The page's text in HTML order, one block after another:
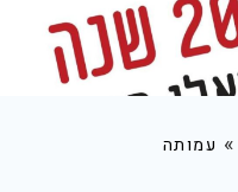
» עמותה